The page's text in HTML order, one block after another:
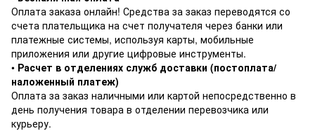
Оплата заказа онлайн! Средства за заказ переводятся со
счета плательщика на счет получателя через банки или
платежные системы, используя карты, мобильные
приложения или другие цифровые инструменты.
• Расчет в отделениях служб доставки (постоплата/
наложенный платеж)
Оплата за заказ наличными или картой непосредственно в
день получения товара в отделении перевозчика или
курьеру.